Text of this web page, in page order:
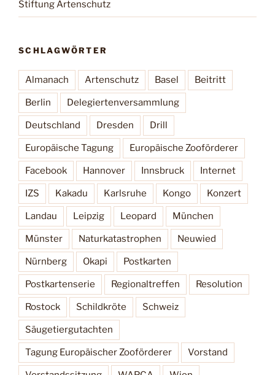
Stiftung Artenschutz
SCHLAGWÖRTER
Almanach Artenschutz Basel Beitritt
Berlin Delegiertenversammlung
Deutschland Dresden Drill
Europäische Tagung Europäische Zooförderer
Facebook Hannover Innsbruck Internet
IZS Kakadu Karlsruhe Kongo Konzert
Landau Leipzig Leopard München
Münster Naturkatastrophen Neuwied
Nürnberg Okapi Postkarten
Postkartenserie Regionaltreffen Resolution
Rostock Schildkröte Schweiz
Säugetiergutachten
Tagung Europäischer Zooförderer Vorstand